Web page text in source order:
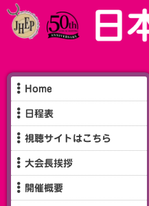
Home
日程表
視聴サイトはこちら
大会長挨拶
開催概要